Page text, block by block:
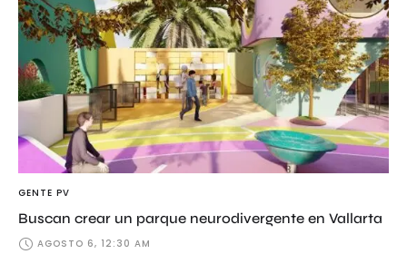
GENTE PV
Buscan crear un parque neurodivergente en Vallarta
AGOSTO 6, 12:30 AM